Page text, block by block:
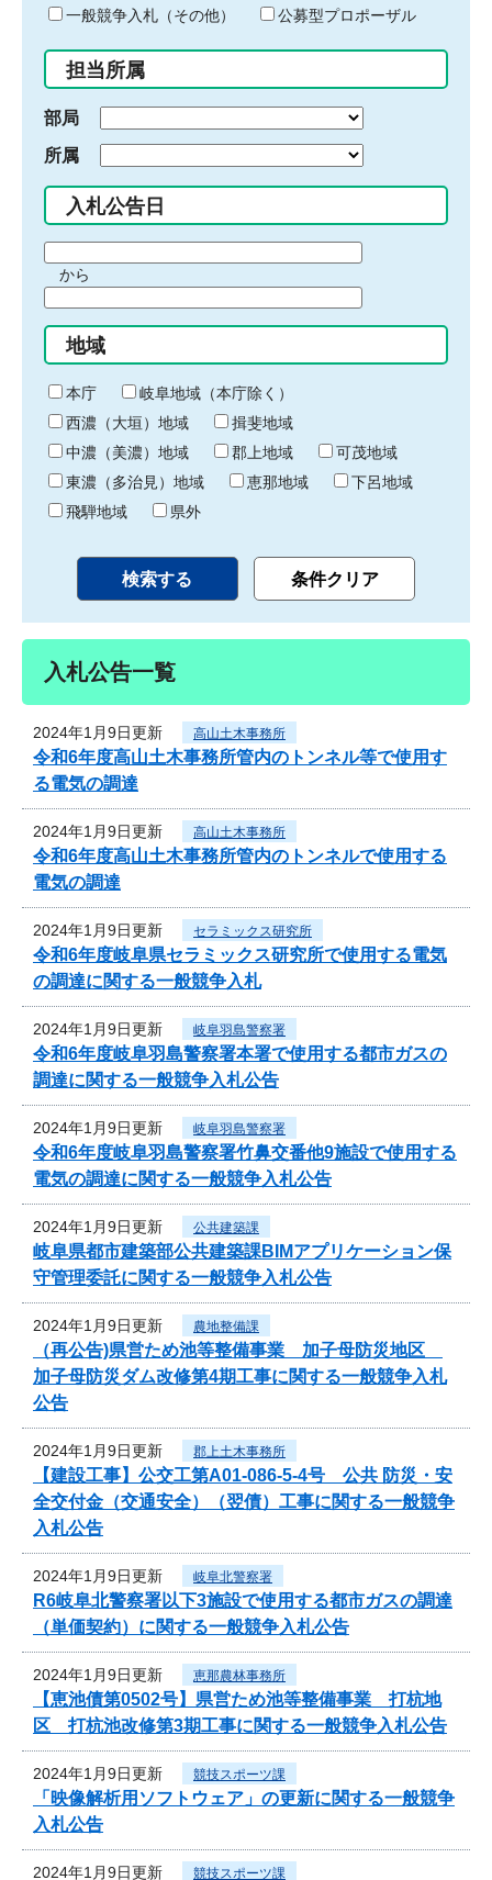
ド
入
力
一般競争入札（その他）
公募型プロポーザル
担当所属
部局
所属
入札公告日
間
始
り
から
間
終
わ
り
地域
本庁
岐阜地域（本庁除く）
西濃（大垣）地域
揖斐地域
中濃（美濃）地域
郡上地域
可茂地域
東濃（多治見）地域
恵那地域
下呂地域
飛騨地域
県外
入札公告一覧
2024年1月9日更新 高山土木事務所
令和6年度高山土木事務所管内のトンネル等で使用す
る電気の調達
2024年1月9日更新 高山土木事務所
令和6年度高山土木事務所管内のトンネルで使用する
電気の調達
2024年1月9日更新 セラミックス研究所
令和6年度岐阜県セラミックス研究所で使用する電気
の調達に関する一般競争入札
2024年1月9日更新 岐阜羽島警察署
令和6年度岐阜羽島警察署本署で使用する都市ガスの
調達に関する一般競争入札公告
2024年1月9日更新 岐阜羽島警察署
令和6年度岐阜羽島警察署竹鼻交番他9施設で使用する
電気の調達に関する一般競争入札公告
2024年1月9日更新 公共建築課
岐阜県都市建築部公共建築課BIMアプリケーション保
守管理委託に関する一般競争入札公告
2024年1月9日更新 農地整備課
（再公告)県営ため池等整備事業 加子母防災地区
加子母防災ダム改修第4期工事に関する一般競争入札
公告
2024年1月9日更新 郡上土木事務所
【建設工事】公交工第A01-086-5-4号 公共 防災・安
全交付金（交通安全）（翌債）工事に関する一般競争
入札公告
2024年1月9日更新 岐阜北警察署
R6岐阜北警察署以下3施設で使用する都市ガスの調達
（単価契約）に関する一般競争入札公告
2024年1月9日更新 恵那農林事務所
【恵池債第0502号】県営ため池等整備事業 打杭地
区 打杭池改修第3期工事に関する一般競争入札公告
2024年1月9日更新 競技スポーツ課
「映像解析用ソフトウェア」の更新に関する一般競争
入札公告
2024年1月9日更新 競技スポーツ課